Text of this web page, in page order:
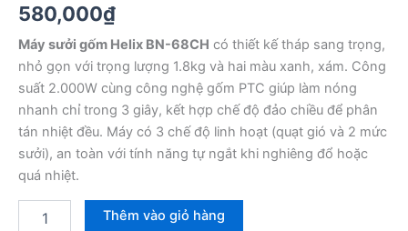
580,000₫
Máy sưởi gốm Helix BN-68CH có thiết kế tháp sang trọng,
nhỏ gọn với trọng lượng 1.8kg và hai màu xanh, xám. Công
suất 2.000W cùng công nghệ gốm PTC giúp làm nóng
nhanh chỉ trong 3 giây, kết hợp chế độ đảo chiều để phân
tán nhiệt đều. Máy có 3 chế độ linh hoạt (quạt gió và 2 mức
sưởi), an toàn với tính năng tự ngắt khi nghiêng đổ hoặc
quá nhiệt.
Thêm vào giỏ hàng